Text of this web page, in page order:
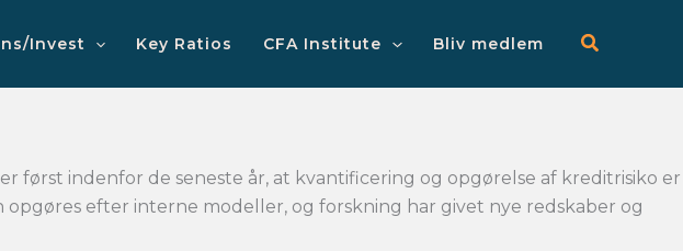
Invest Key Ratios CFA Institute Bliv medlem
indenfor de seneste år, at kvantificering og opgørelse af kreditrisiko er
efter interne modeller, og forskning har givet nye redskaber og